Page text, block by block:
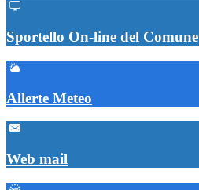
Sportello On-line del Comune
Allerte Meteo
Web mail